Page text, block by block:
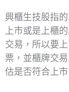
興櫃生技股指
上市或是上櫃
交易，所以要
票，並櫃牌交
估是否符合上